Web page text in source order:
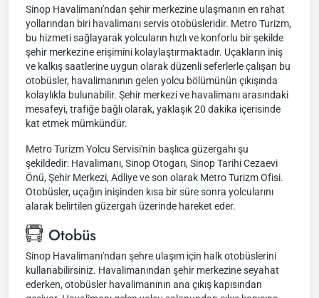
Sinop Havalimanı'ndan şehir merkezine ulaşmanın en rahat
yollarından biri havalimanı servis otobüsleridir. Metro Turizm,
bu hizmeti sağlayarak yolcuların hızlı ve konforlu bir şekilde
şehir merkezine erişimini kolaylaştırmaktadır. Uçakların iniş
ve kalkış saatlerine uygun olarak düzenli seferlerle çalışan bu
otobüsler, havalimanının gelen yolcu bölümünün çıkışında
kolaylıkla bulunabilir. Şehir merkezi ve havalimanı arasındaki
mesafeyi, trafiğe bağlı olarak, yaklaşık 20 dakika içerisinde
kat etmek mümkündür.
Metro Turizm Yolcu Servisi'nin başlıca güzergahı şu
şekildedir: Havalimanı, Sinop Otogarı, Sinop Tarihi Cezaevi
Önü, Şehir Merkezi, Adliye ve son olarak Metro Turizm Ofisi.
Otobüsler, uçağın inişinden kısa bir süre sonra yolcularını
alarak belirtilen güzergah üzerinde hareket eder.
Otobüs
Sinop Havalimanı'ndan şehre ulaşım için halk otobüslerini
kullanabilirsiniz. Havalimanından şehir merkezine seyahat
ederken, otobüsler havalimanının ana çıkış kapısından